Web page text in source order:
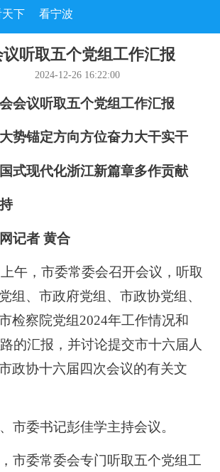
天下 看宁波
听取五个党组工作汇报
2024-12-26 16:22:00
会议听取五个党组工作汇报
势锚定方向方位奋力大干实干
式现代化浙江新篇章多作贡献
记者 黄合
午，市委常委会召开会议，听取
组、市政府党组、市政协党组、
检察院党组2024年工作情况和
的汇报，并讨论提交市十六届人
政协十六届四次会议的有关文
市委书记彭佳学主持会议。
市委常委会专门听取五个党组工